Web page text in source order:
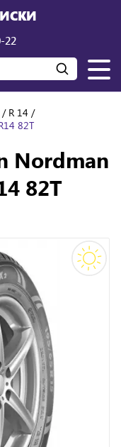
22
R 14
82T
Nordman
82T